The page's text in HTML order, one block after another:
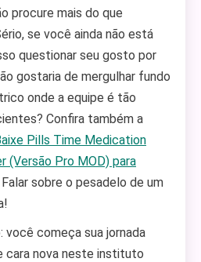
procure mais do que
se você ainda não está
questionar seu gosto por
gostaria de mergulhar fundo
onde a equipe é tão
Confira também a
Pills Time Medication
(Versão Pro MOD) para
sobre o pesadelo de um
você começa sua jornada
cara nova neste instituto